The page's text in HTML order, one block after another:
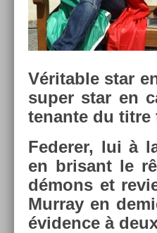
Vérit­able star
super star en
tenan­te du titre
Feder­er, lui à
en brisant le
démons et
Mur­ray en
évid­ence à